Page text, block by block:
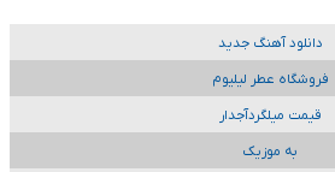
دانلود آهنگ جدید
فروشگاه عطر لیلیوم
قیمت میلگردآجدار
به موزیک